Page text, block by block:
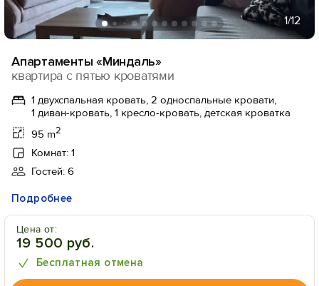
1/12
Апартаменты «Миндаль»
квартира с пятью кроватями
1 двухспальная кровать, 2 односпальные кровати,
1 диван-кровать, 1 кресло-кровать, детская кроватка
95 m2
Комнат: 1
Гостей: 6
Подробнее
Цена от:
19 500 руб.
Бесплатная отмена